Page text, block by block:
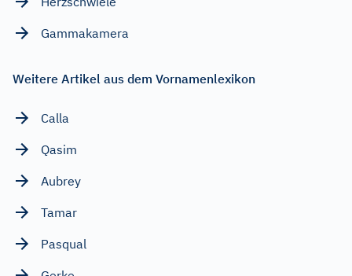
Gammakamera
Weitere Artikel aus dem Vornamenlexikon
Calla
Qasim
Aubrey
Tamar
Pasqual